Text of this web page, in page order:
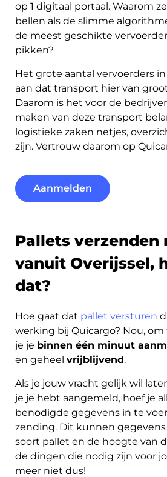
op 1 digitaal portaal. Waarom
bellen als de slimme
de meest geschikte
pikken?
Het grote aantal vervoerders
aan dat transport hier van
Daarom is het voor de
maken van deze transport
logistieke zaken netjes,
zijn. Vertrouw daarom op
Aanmelden
Pallets verzenden
vanuit Overijssel,
dat?
Hoe gaat dat pallet versturen
werking bij Quicargo? Nou,
je je binnen één minuut
en geheel vrijblijvend.
Als je jouw vracht gelijk wil
je je hebt aangemeld, hoef je
benodigde gegevens in te
zending. Dit kunnen gegevens
soort pallet en de hoogte van
de dingen die nodig zijn voor
meer niet dus!